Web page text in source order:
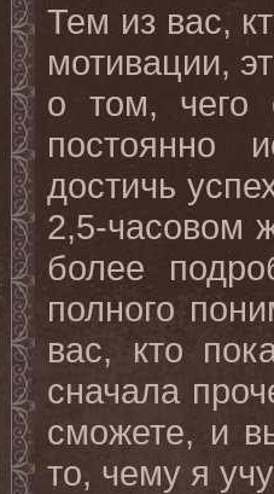
Тем из вас,
мотивации,
о том, чего
постоянно
достичь
2,5-часовом
более
полного
вас, кто
сначала
сможете, и
то, чему я